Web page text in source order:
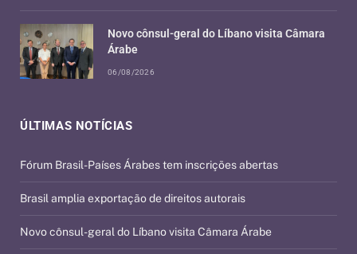
ÚLTIMAS NOTÍCIAS
Fórum Brasil-Países Árabes tem inscrições abertas
Brasil amplia exportação de direitos autorais
Novo cônsul-geral do Líbano visita Câmara Árabe
Novo cônsul-geral do Líbano visita Câmara
Árabe
06/08/2026